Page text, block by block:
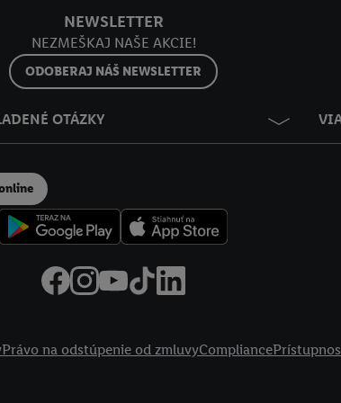
NEWSLETTER
NEZMEŠKAJ NAŠE AKCIE!
ODOBERAJ NÁŠ NEWSLETTER
OTÁZKY
Právo na odstúpenie od zmluvyCompliance